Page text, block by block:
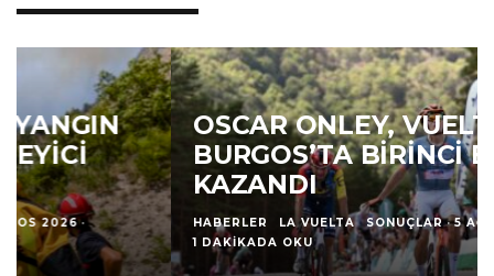
OSCAR ONLEY, VUELTA A
BURGOS’TA BIRINCI ETABI
KAZANDI
HABERLER LA VUELTA SONUÇLAR · 5 AĞUSTOS 2026 ·
1 DAKIKADA OKU